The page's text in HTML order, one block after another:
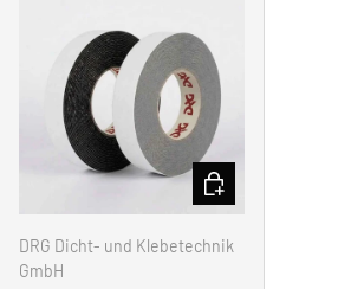
DRG Dicht- und Klebetechnik
GmbH
OPTIONEN AUSWÄHLEN